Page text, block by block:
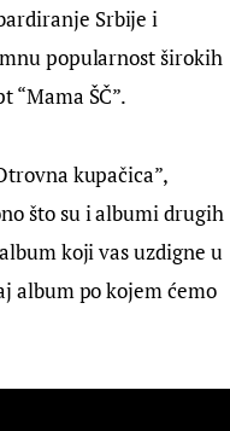
Srbije i
popularnost širokih
“Mama ŠČ”.
kupačica”,
što su i albumi drugih
koji vas uzdigne u
album po kojem ćemo